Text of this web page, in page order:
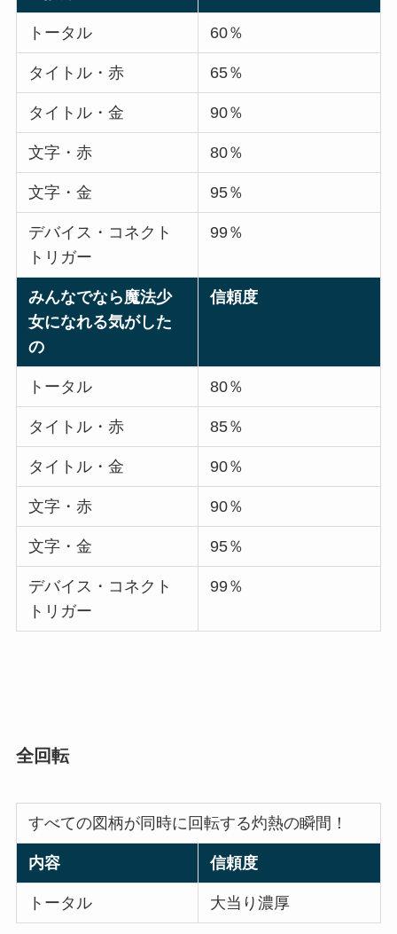
トータル 60％
タイトル・赤 65％
タイトル・金 90％
文字・赤 80％
文字・金 95％
デバイス・コネクト
トリガー
99％
みんなでなら魔法少
女になれる気がした
の
信頼度
トータル 80％
タイトル・赤 85％
タイトル・金 90％
文字・赤 90％
文字・金 95％
デバイス・コネクト
トリガー
99％
全回転
すべての図柄が同時に回転する灼熱の瞬間！
内容 信頼度
トータル 大当り濃厚